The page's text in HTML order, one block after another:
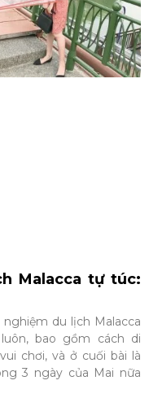
Malacca tự túc:
du lịch Malacca
bao gồm cách di
chơi, và ở cuối bài là
3 ngày của Mai nữa